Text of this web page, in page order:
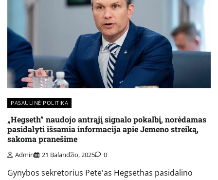
PASAULINĖ POLITIKA
„Hegseth“ naudojo antrąjį signalo pokalbį, norėdamas
pasidalyti išsamia informacija apie Jemeno streiką,
sakoma pranešime
Admin 21 Balandžio, 2025 0
Gynybos sekretorius Pete'as Hegsethas pasidalino